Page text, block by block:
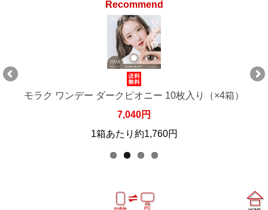
Recommend
モラク ワンデー ダークピオニー 10枚入り（×6箱
10,560円
1箱あたり約1,760円